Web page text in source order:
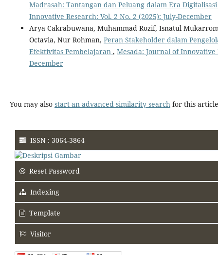
Madrasah: Tantangan dan Peluang dalam Era
Innovative Research: Vol. 2 No. 2 (2025): July-December
Arya Cakrabuwana, Muhammad Rozif, Isnatul
Octavia, Nur Rohman, Peran Stakeholder dalam
Efektivitas Pembelajaran , Mesada: Journal of Innovative
December
You may also start an advanced similarity searchfor this
ISSN : 3064-3864
Reset Password
Indexing
Template
Visitor